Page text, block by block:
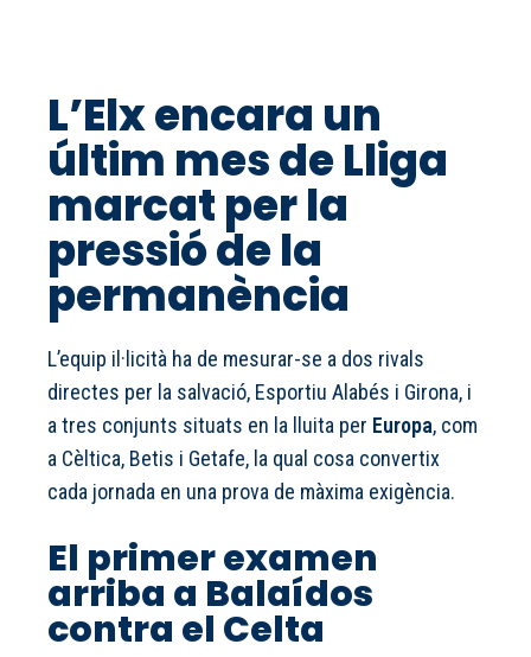
L’Elx encara un
últim mes de Lliga
marcat per la
pressió de la
permanència
L’equip il·licità ha de mesurar-se a dos rivals
directes per la salvació, Esportiu Alabés i Girona, i
a tres conjunts situats en la lluita per Europa, com
a Cèltica, Betis i Getafe, la qual cosa convertix
cada jornada en una prova de màxima exigència.
El primer examen
arriba a Balaídos
contra el Celta